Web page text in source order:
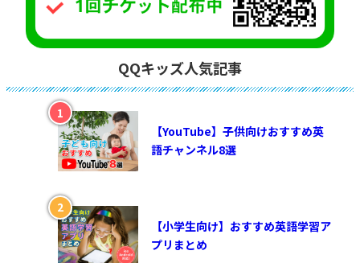
QQキッズ人気記事
【YouTube】子供向けおすすめ英
語チャンネル8選
【小学生向け】おすすめ英語学習ア
プリまとめ